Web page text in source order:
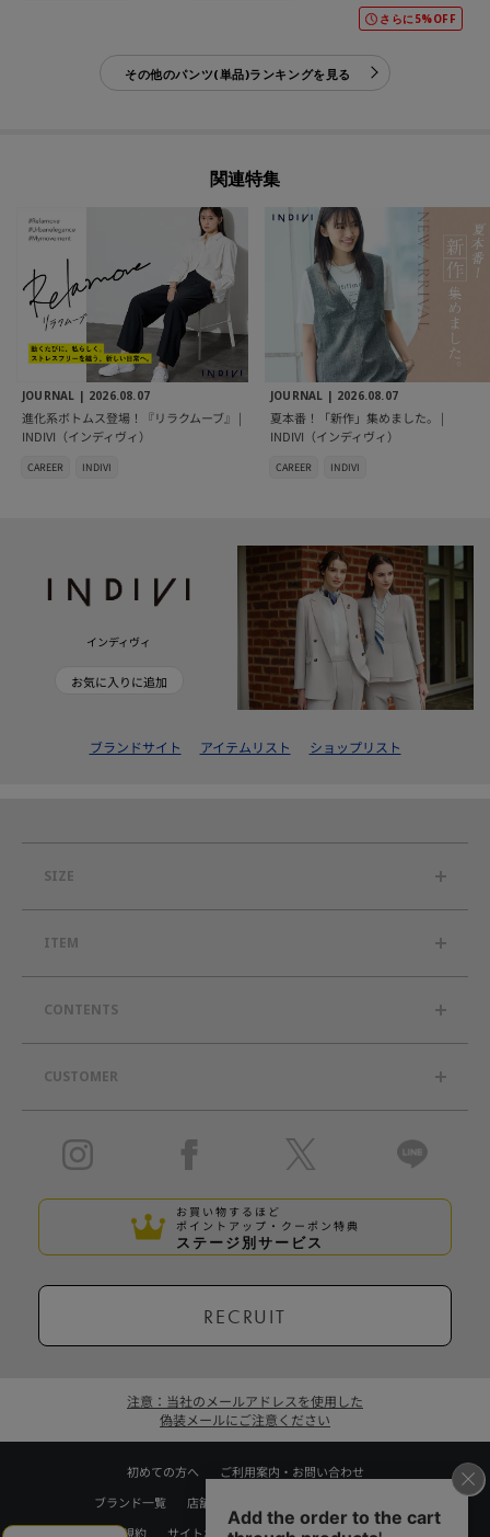
さらに5%OFF
その他のパンツ(単品)ランキングを見る
関連特集
JOURNAL | 2026.08.07
進化系ボトムス登場！『リラクムーブ』 |
INDIVI（インディヴィ）
CAREER INDIVI
JOURNAL | 2026.08.07
夏本番！「新作」集めました。 |
INDIVI（インディヴィ）
CAREER INDIVI
インディヴィ
お気に入りに追加
ブランドサイト アイテムリスト ショップリスト
SIZE
ITEM
CONTENTS
CUSTOMER
お買い物するほど
ポイントアップ・クーポン特典
ステージ別サービス
RECRUIT
注意：当社のメールアドレスを使用した
偽装メールにご注意ください
初めての方へ
ご利用案内・お問い合わせ
ブランド一覧
店舗検索
利用規約
サイトポリシー プライバシーポリシー